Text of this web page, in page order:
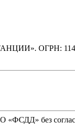
ОГРН:
без